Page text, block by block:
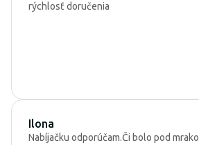
rýchlosť doručenia
Ilona
Nabíjačku odporúčam.Či bolo pod